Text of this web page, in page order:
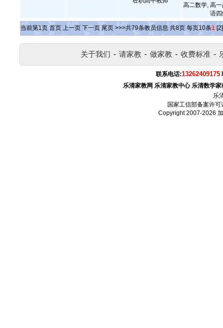
高二数学, 高
语
当前第1页 首页 上一页 下一页 尾页 >>>共79条教员信息 共8页 每页10条1 [2]
关于我们 - 请家教 - 做家教 - 收费标准 -
联系电话:13262409175
乐清家教网 乐清家教中心 乐清数学家
乐
国家工信部备案许可
Copyright 2007-2026